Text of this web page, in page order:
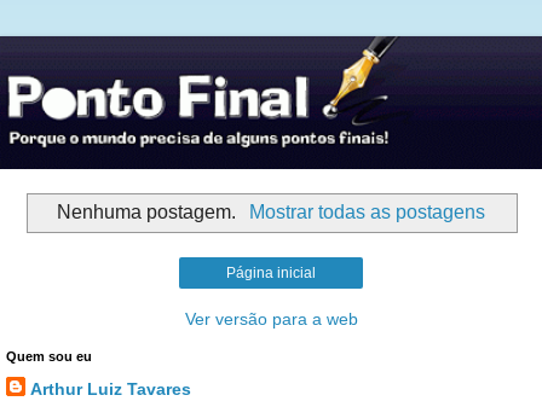
Nenhuma postagem. Mostrar todas as postagens
Página inicial
Ver versão para a web
Quem sou eu
Arthur Luiz Tavares